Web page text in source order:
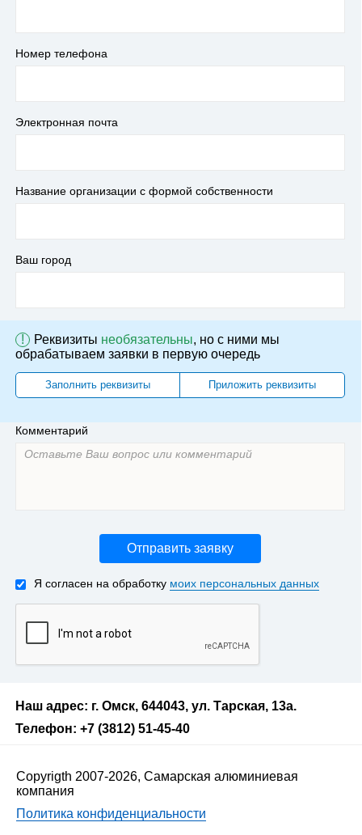
Номер телефона
Электронная почта
Название организации с формой собственности
Ваш город
! Реквизиты необязательны, но с ними мы
обрабатываем заявки в первую очередь
Заполнить реквизиты Приложить реквизиты
Комментарий
Отправить заявку
Я согласен на обработку моих персональных данных
Наш адрес: г. Омск, 644043, ул. Тарская, 13а.
Телефон: +7 (3812) 51-45-40
Copyrigth 2007-2026, Самарская алюминиевая
компания
Политика конфиденциальности